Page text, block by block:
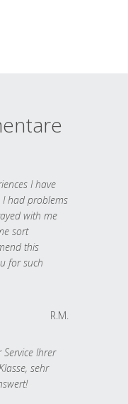
I have
had problems
with me
sort
this
for such
R.M.
Ihrer
sehr